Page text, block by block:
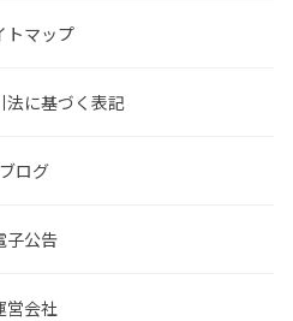
トマップ
法に基づく表記
ブログ
子公告
営会社